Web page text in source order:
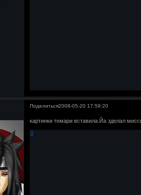
Поделиться2008-05-20 17:59:20
картинки темари вставила.Йа зделал
0